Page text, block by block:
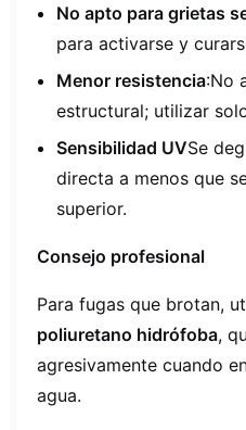
No apto para grietas
para activarse y
Menor resistencia:No
estructural; utilizar
Sensibilidad UVSe
directa a menos que
superior.
Consejo profesional
Para fugas que brotan,
poliuretano hidrófoba,
agresivamente cuando
agua.